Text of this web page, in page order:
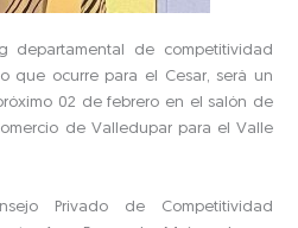
departamental de competitividad
que ocurre para el Cesar, será un
02 de febrero en el salón de
de Valledupar para el Valle
Privado de Competitividad